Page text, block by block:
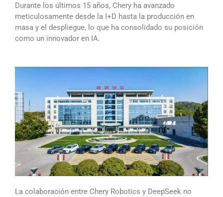
Durante los últimos 15 años, Chery ha avanzado
meticulosamente desde la I+D hasta la producción en
masa y el despliegue, lo que ha consolidado su posición
como un innovador en IA.
La colaboración entre Chery Robotics y DeepSeek no